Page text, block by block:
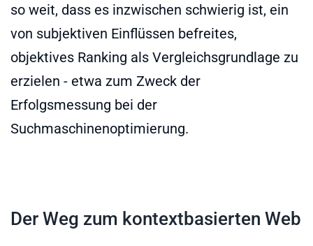
so weit, dass es inzwischen schwierig ist, ein
von subjektiven Einflüssen befreites,
objektives Ranking als Vergleichsgrundlage zu
erzielen - etwa zum Zweck der
Erfolgsmessung bei der
Suchmaschinenoptimierung.
Der Weg zum kontextbasierten Web